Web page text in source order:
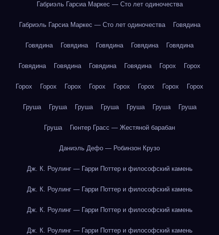
Габриэль Гарсиа Маркес — Сто лет одиночества
Габриэль Гарсиа Маркес — Сто лет одиночества Говядина
Говядина Говядина Говядина Говядина Говядина
Говядина Говядина Говядина Говядина Горох Горох
Горох Горох Горох Горох Горох Горох Горох Горох
Груша Груша Груша Груша Груша Груша Груша
Груша Гюнтер Грасс — Жестяной барабан
Даниэль Дефо — Робинзон Крузо
Дж. К. Роулинг — Гарри Поттер и философский камень
Дж. К. Роулинг — Гарри Поттер и философский камень
Дж. К. Роулинг — Гарри Поттер и философский камень
Дж. К. Роулинг — Гарри Поттер и философский камень